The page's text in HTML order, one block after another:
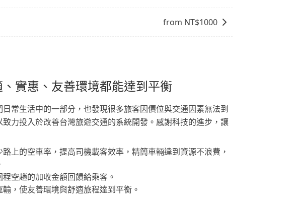
from NT$1000
實惠、友善環境都能達到平衡
常生活中的一部分，也發現很多旅客因價位與交通因素無法到
力投入於改善台灣旅遊交通的系統開發。感謝科技的進步，讓
上的空車率，提高司機載客效率，精簡車輛達到資源不浪費，
空趟的加收金額回饋給乘客。
，使友善環境與舒適旅程達到平衡。